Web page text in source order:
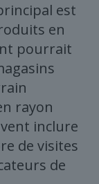
est
en
pourrait
rayon
inclure
de visites
de